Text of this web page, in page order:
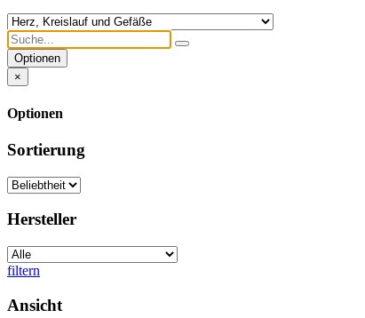
Optionen
×
Optionen
Sortierung
Hersteller
filtern
Ansicht